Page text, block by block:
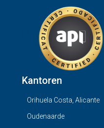
Kantoren
Orihuela Costa, Alicante
Oudenaarde